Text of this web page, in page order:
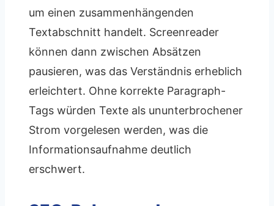
um einen zusammenhängenden
Textabschnitt handelt. Screenreader
können dann zwischen Absätzen
pausieren, was das Verständnis erheblich
erleichtert. Ohne korrekte Paragraph-
Tags würden Texte als ununterbrochener
Strom vorgelesen werden, was die
Informationsaufnahme deutlich
erschwert.